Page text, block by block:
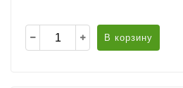
В корзину